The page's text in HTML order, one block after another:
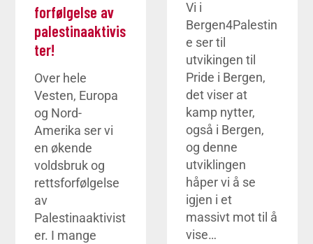
forfølgelse av
palestinaaktivis
ter!
Over hele
Vesten, Europa
og Nord-
Amerika ser vi
en økende
voldsbruk og
rettsforfølgelse
av
Palestinaaktivist
er. I mange
Vi i
Bergen4Palestin
e ser til
utvikingen til
Pride i Bergen,
det viser at
kamp nytter,
også i Bergen,
og denne
utviklingen
håper vi å se
igjen i et
massivt mot til å
vise…